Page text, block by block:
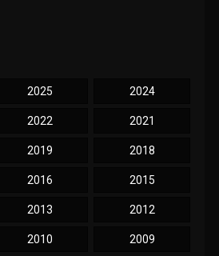
2025 2024
2022 2021
2019 2018
2016 2015
2013 2012
2010 2009